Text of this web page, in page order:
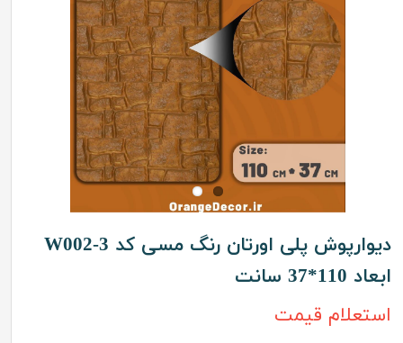
دیوارپوش پلی اورتان رنگ مسی کد W002-3
ابعاد 110*37 سانت
استعلام قیمت